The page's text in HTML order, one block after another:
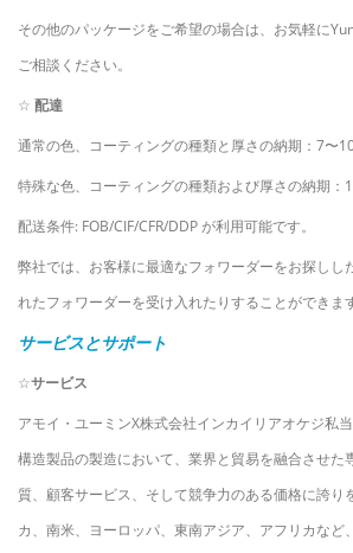
その他のパッケージをご希望の場合は、お気軽に
ご相談ください。
☆ 配達
通常の色、コーティングの種類と厚さの納期：7〜10
特殊な色、コーティングの種類および厚さの納期：
配送条件: FOB/CIF/CFR/DDP が利用可能です。
弊社では、お客様に最適なフォワーダーをお探しし
れたフォワーダーを受け入れたりすることができま
サービスとサポート
☆サービス
アモイ・ユーミンX株式会社インカイリアオケジ私
構造製品の製造において、業界と貿易を融合させた
質、顧客サービス、そして競争力のある価格に誇り
カ、南米、ヨーロッパ、東南アジア、アフリカなど